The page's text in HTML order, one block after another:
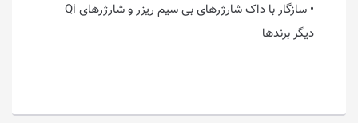
• سازگار با داک شارژرهای بی سیم ریزر و شارژرهای Qi
دیگر برندها